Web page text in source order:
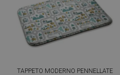
TAPPETO MODERNO PENNELLATE